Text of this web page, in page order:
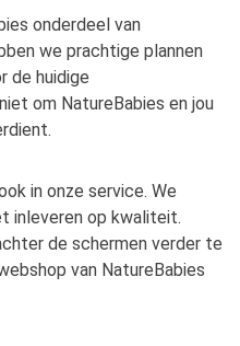
onderdeel van
we prachtige plannen
de huidige
om NatureBabies en jou
in onze service. We
inleveren op kwaliteit.
de schermen verder te
van NatureBabies